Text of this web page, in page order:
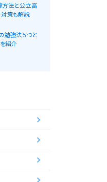
方法と公立高
策も解説
勉強法５つと
紹介